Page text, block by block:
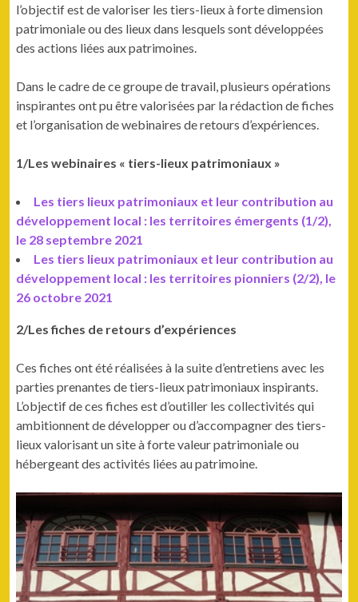
l’objectif est de valoriser les tiers-lieux à forte dimension
patrimoniale ou des lieux dans lesquels sont développées
des actions liées aux patrimoines.
Dans le cadre de ce groupe de travail, plusieurs opérations
inspirantes ont pu être valorisées par la rédaction de fiches
et l’organisation de webinaires de retours d’expériences.
1/Les webinaires « tiers-lieux patrimoniaux »
Les tiers lieux patrimoniaux et leur contribution au
développement local : les territoires émergents (1/2),
le 28 septembre 2021
Les tiers lieux patrimoniaux et leur contribution au
développement local : les territoires pionniers (2/2), le
26 octobre 2021
2/Les fiches de retours d’expériences
Ces fiches ont été réalisées à la suite d’entretiens avec les
parties prenantes de tiers-lieux patrimoniaux inspirants.
L’objectif de ces fiches est d’outiller les collectivités qui
ambitionnent de développer ou d’accompagner des tiers-
lieux valorisant un site à forte valeur patrimoniale ou
hébergeant des activités liées au patrimoine.